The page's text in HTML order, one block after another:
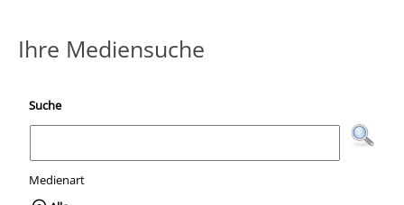
Ihre Mediensuche
Suche
Medienart